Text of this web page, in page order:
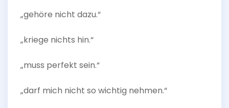
„gehöre nicht dazu.“
„kriege nichts hin.“
„muss perfekt sein.“
„darf mich nicht so wichtig nehmen.“